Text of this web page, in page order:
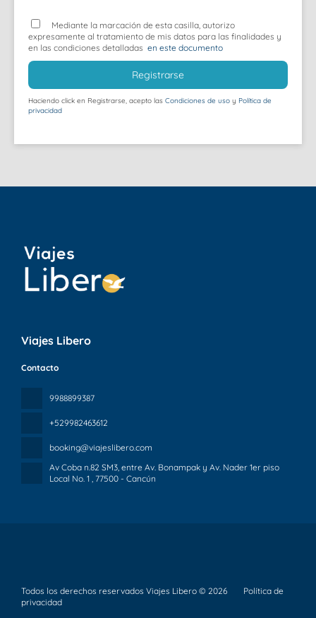
Mediante la marcación de esta casilla, autorizo
expresamente al tratamiento de mis datos para las finalidades y
en las condiciones detalladas en este documento
Registrarse
Haciendo click en Registrarse, acepto las Condiciones de uso y Política de
privacidad
Viajes Libero
Contacto
9988899387
+529982463612
booking@viajeslibero.com
Av Coba n.82 SM3, entre Av. Bonampak y Av. Nader 1er piso
Local No. 1 , 77500 - Cancún
Todos los derechos reservados Viajes Libero © 2026
Política de
privacidad